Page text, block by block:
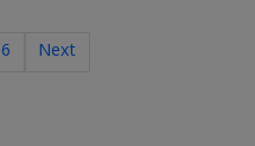
6 Next